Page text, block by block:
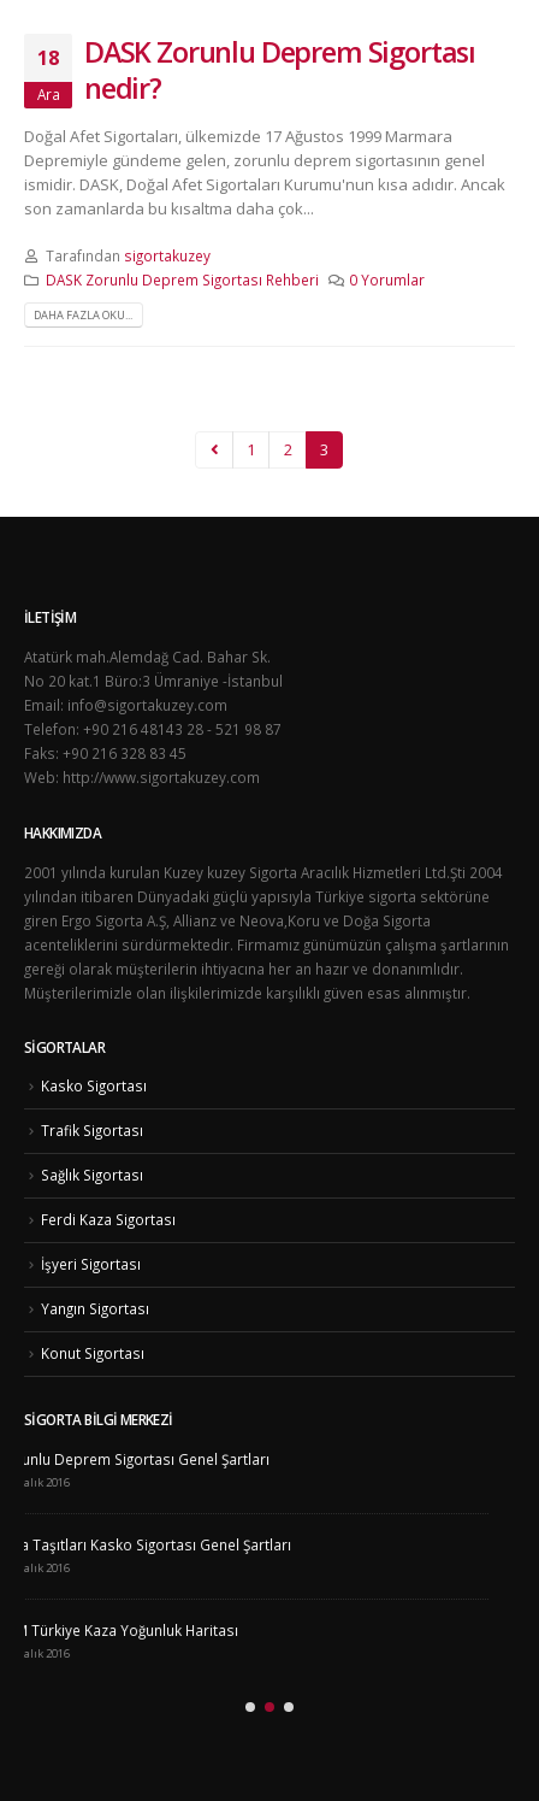
18
Ara
DASK Zorunlu Deprem Sigortası
nedir?
Doğal Afet Sigortaları, ülkemizde 17 Ağustos 1999 Marmara
Depremiyle gündeme gelen, zorunlu deprem sigortasının genel
ismidir. DASK, Doğal Afet Sigortaları Kurumu'nun kısa adıdır. Ancak
son zamanlarda bu kısaltma daha çok...
Tarafından sigortakuzey
DASK Zorunlu Deprem Sigortası Rehberi
0 Yorumlar
DAHA FAZLA OKU...
1 2 3
İLETIŞIM
Atatürk mah.Alemdağ Cad. Bahar Sk.
No 20 kat.1 Büro:3 Ümraniye -İstanbul
Email: info@sigortakuzey.com
Telefon: +90 216 48143 28 - 521 98 87
Faks: +90 216 328 83 45
Web: http://www.sigortakuzey.com
HAKKIMIZDA
2001 yılında kurulan Kuzey kuzey Sigorta Aracılık Hizmetleri Ltd.Şti 2004
yılından itibaren Dünyadaki güçlü yapısıyla Türkiye sigorta sektörüne
giren Ergo Sigorta A.Ş, Allianz ve Neova,Koru ve Doğa Sigorta
acenteliklerini sürdürmektedir. Firmamız günümüzün çalışma şartlarının
gereği olarak müşterilerin ihtiyacına her an hazır ve donanımlıdır.
Müşterilerimizle olan ilişkilerimizde karşılıklı güven esas alınmıştır.
SIGORTALAR
Kasko Sigortası
Trafik Sigortası
Sağlık Sigortası
Ferdi Kaza Sigortası
İşyeri Sigortası
Yangın Sigortası
Konut Sigortası
SIGORTA BILGI MERKEZI
Mobil Kaza Tutanağı büyük ilgi görüyor !
18 Aralık 2016
Tapuda mesken olarak kayıtlı işyerine Zorunlu Deprem Sigortası
düzenlenebilir mi?
Tapuda arsa, bağ, bahçe veya tarla olarak görünen alanlardaki